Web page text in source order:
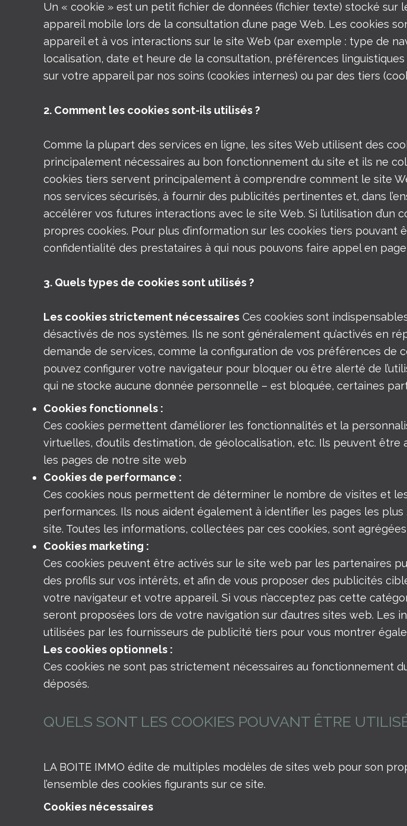
Un « cookie » est un petit fichier de données (fichier texte) stocké
appareil mobile lors de la consultation d’une page Web. Les cookies
appareil et à vos interactions sur le site Web (par exemple : type de
localisation, date et heure de la consultation, préférences
sur votre appareil par nos soins (cookies internes) ou par des tiers
2. Comment les cookies sont-ils utilisés ?
Comme la plupart des services en ligne, les sites Web utilisent des
principalement nécessaires au bon fonctionnement du site et ils ne
cookies tiers servent principalement à comprendre comment le site
nos services sécurisés, à fournir des publicités pertinentes et, dans
accélérer vos futures interactions avec le site Web. Si l’utilisation
propres cookies. Pour plus d’information sur les cookies tiers
confidentialité des prestataires à qui nous pouvons faire appel en
3. Quels types de cookies sont utilisés ?
Les cookies strictement nécessaires Ces cookies sont
désactivés de nos systèmes. Ils ne sont généralement qu’activés en
demande de services, comme la configuration de vos préférences de
pouvez configurer votre navigateur pour bloquer ou être alerté de
qui ne stocke aucune donnée personnelle – est bloquée, certaines
Cookies fonctionnels :
Ces cookies permettent d’améliorer les fonctionnalités et la
virtuelles, d’outils d’estimation, de géolocalisation, etc. Ils peuvent
les pages de notre site web
Cookies de performance :
Ces cookies nous permettent de déterminer le nombre de visites et
performances. Ils nous aident également à identifier les pages les
site. Toutes les informations, collectées par ces cookies, sont
Cookies marketing :
Ces cookies peuvent être activés sur le site web par les partenaires
des profils sur vos intérêts, et afin de vous proposer des publicités
votre navigateur et votre appareil. Si vous n’acceptez pas cette
seront proposées lors de votre navigation sur d’autres sites web.
utilisées par les fournisseurs de publicité tiers pour vous montrer
Les cookies optionnels :
Ces cookies ne sont pas strictement nécessaires au fonctionnement
déposés.
QUELS SONT LES COOKIES POUVANT ÊTRE
LA BOITE IMMO édite de multiples modèles de sites web pour son
l’ensemble des cookies figurants sur ce site.
Cookies nécessaires